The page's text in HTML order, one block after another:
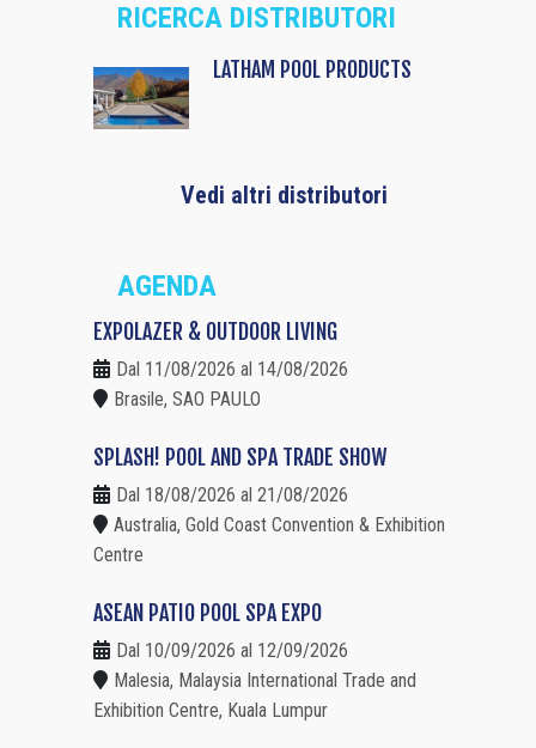
RICERCA DISTRIBUTORI
LATHAM POOL PRODUCTS
Vedi altri distributori
AGENDA
EXPOLAZER & OUTDOOR LIVING
Dal 11/08/2026 al 14/08/2026
Brasile, SAO PAULO
SPLASH! POOL AND SPA TRADE SHOW
Dal 18/08/2026 al 21/08/2026
Australia, Gold Coast Convention & Exhibition
Centre
ASEAN PATIO POOL SPA EXPO
Dal 10/09/2026 al 12/09/2026
Malesia, Malaysia International Trade and
Exhibition Centre, Kuala Lumpur